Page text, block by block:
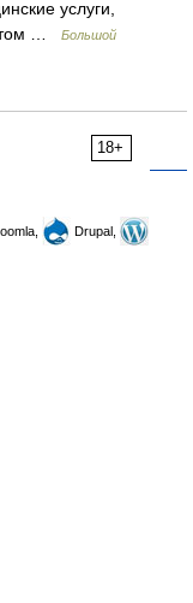
услуги,
…
Большой
18+
Drupal,